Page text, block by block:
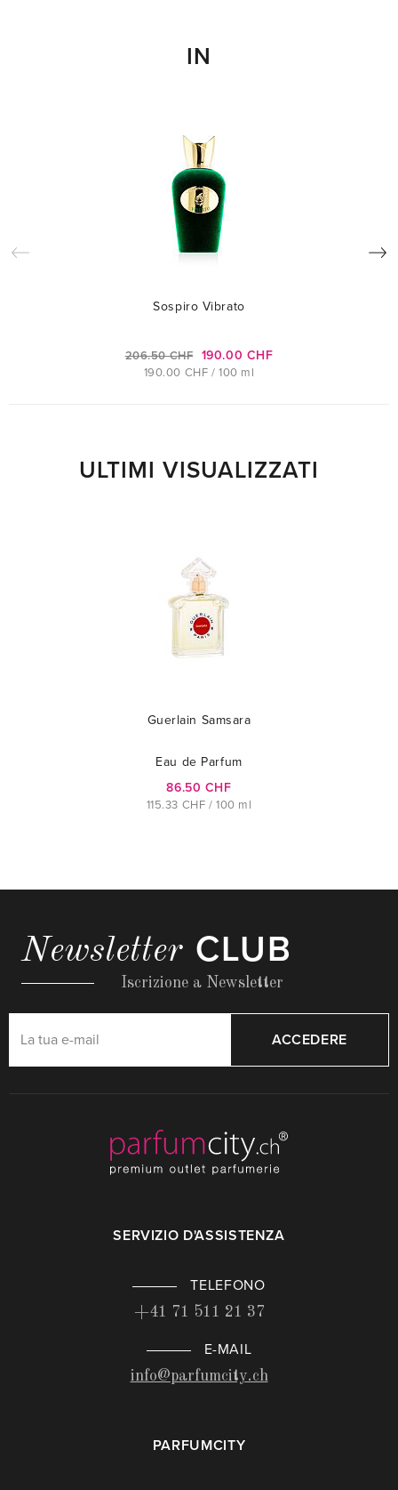
IN
Sospiro Vibrato
206.50 CHF 190.00 CHF
190.00 CHF / 100 ml
ULTIMI VISUALIZZATI
Guerlain Samsara
Eau de Parfum
86.50 CHF
115.33 CHF / 100 ml
Newsletter CLUB
Iscrizione a Newsletter
ACCEDERE
SERVIZIO D'ASSISTENZA
TELEFONO
+41 71 511 21 37
E-MAIL
info@parfumcity.ch
PARFUMCITY